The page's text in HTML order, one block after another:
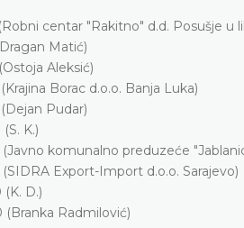
centar "Rakitno" d.d. Posušje
Matić)
Aleksić)
Borac d.o.o. Banja Luka)
Pudar)
(S. K.)
komunalno preduzeće
Export-Import d.o.o.
(K. D.)
Radmilović)